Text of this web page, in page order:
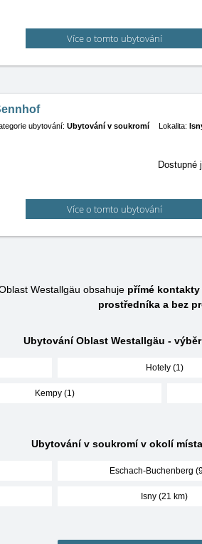
Více o tomto ubytování
ubytování: Ubytování v soukromí Lokalita:
Dostupné
Více o tomto ubytování
Westallgäu obsahuje přímé
prostředníka a bez
Ubytování Oblast Westallgäu -
Hotely (1)
Kempy (1)
Ubytování v soukromí v okolí
Eschach-Buchenberg
Isny (21 km)